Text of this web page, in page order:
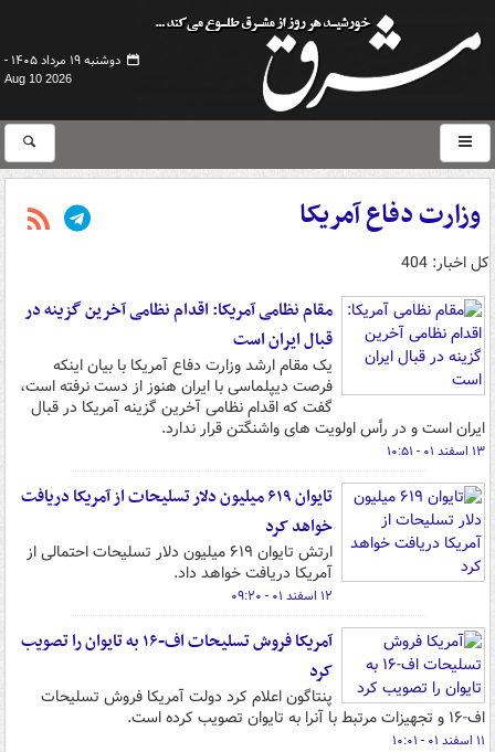
دوشنبه ۱۹ مرداد ۱۴۰۵ -
Aug 10 2026
وزارت دفاع آمریکا
کل اخبار: 404
مقام نظامی آمریکا: اقدام نظامی آخرین گزینه در
قبال ایران است
یک مقام ارشد وزارت دفاع آمریکا با بیان اینکه
فرصت دیپلماسی با ایران هنوز از دست نرفته است،
گفت که اقدام نظامی آخرین گزینه آمریکا در قبال
ایران است و در رأس اولویت های واشنگتن قرار ندارد.
۱۳ اسفند ۰۱ - ۱۰:۵۱
تایوان ۶۱۹ میلیون دلار تسلیحات از آمریکا دریافت
خواهد کرد
ارتش تایوان ۶۱۹ میلیون دلار تسلیحات احتمالی از
آمریکا دریافت خواهد داد.
۱۲ اسفند ۰۱ - ۰۹:۲۰
آمریکا فروش تسلیحات اف-۱۶ به تایوان را تصویب
کرد
پنتاگون اعلام کرد دولت آمریکا فروش تسلیحات
اف-۱۶ و تجهیزات مرتبط با آنرا به تایوان تصویب کرده است.
۱۱ اسفند ۰۱ - ۱۰:۰۱